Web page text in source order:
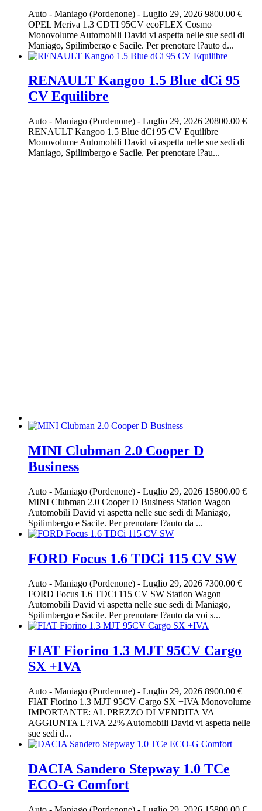
Auto - Maniago (Pordenone) - Luglio 29, 2026 9800.00 €
OPEL Meriva 1.3 CDTI 95CV ecoFLEX Cosmo
Monovolume Automobili David vi aspetta nelle sue sedi di
Maniago, Spilimbergo e Sacile. Per prenotare l?auto d...
RENAULT Kangoo 1.5 Blue dCi 95
CV Equilibre
Auto - Maniago (Pordenone) - Luglio 29, 2026 20800.00 €
RENAULT Kangoo 1.5 Blue dCi 95 CV Equilibre
Monovolume Automobili David vi aspetta nelle sue sedi di
Maniago, Spilimbergo e Sacile. Per prenotare l?au...
MINI Clubman 2.0 Cooper D
Business
Auto - Maniago (Pordenone) - Luglio 29, 2026 15800.00 €
MINI Clubman 2.0 Cooper D Business Station Wagon
Automobili David vi aspetta nelle sue sedi di Maniago,
Spilimbergo e Sacile. Per prenotare l?auto da ...
FORD Focus 1.6 TDCi 115 CV SW
Auto - Maniago (Pordenone) - Luglio 29, 2026 7300.00 €
FORD Focus 1.6 TDCi 115 CV SW Station Wagon
Automobili David vi aspetta nelle sue sedi di Maniago,
Spilimbergo e Sacile. Per prenotare l?auto da voi s...
FIAT Fiorino 1.3 MJT 95CV Cargo
SX +IVA
Auto - Maniago (Pordenone) - Luglio 29, 2026 8900.00 €
FIAT Fiorino 1.3 MJT 95CV Cargo SX +IVA Monovolume
IMPORTANTE: AL PREZZO DI VENDITA VA
AGGIUNTA L?IVA 22% Automobili David vi aspetta nelle
sue sedi d...
DACIA Sandero Stepway 1.0 TCe
ECO-G Comfort